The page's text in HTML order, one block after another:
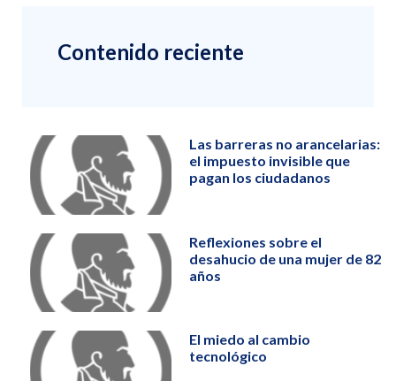
Contenido reciente
Las barreras no arancelarias:
el impuesto invisible que
pagan los ciudadanos
Reflexiones sobre el
desahucio de una mujer de 82
años
El miedo al cambio
tecnológico